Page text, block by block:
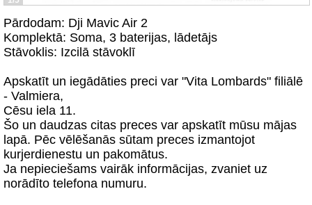
Pārdodam: Dji Mavic Air 2
Komplektā: Soma, 3 baterijas, lādetājs
Stāvoklis: Izcilā stāvoklī
Apskatīt un iegādāties preci var "Vita Lombards" filiālē
- Valmiera,
Cēsu iela 11.
Šo un daudzas citas preces var apskatīt mūsu mājas
lapā. Pēc vēlēšanās sūtam preces izmantojot
kurjerdienestu un pakomātus.
Ja nepieciešams vairāk informācijas, zvaniet uz
norādīto telefona numuru.